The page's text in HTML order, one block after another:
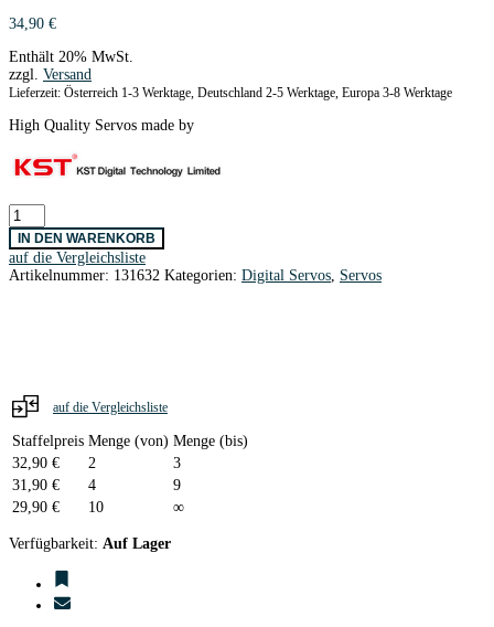
34,90 €
Enthält 20% MwSt.
zzgl. Versand
Lieferzeit: Österreich 1-3 Werktage, Deutschland 2-5 Werktage, Europa 3-8 Werktage
High Quality Servos made by
KST
DS145MG
Digital
Servo
23g
5,2kg
2BB
+
MG
4,5
6,0V
Version
IN DEN WARENKORB
auf die Vergleichsliste
Artikelnummer: 131632 Kategorien: Digital Servos Servos
auf die Vergleichsliste
Staffelpreis Menge (von) Menge (bis)
32,90 € 2
3
31,90 € 4
9
29,90 € 10 ∞
Verfügbarkeit: Auf Lager